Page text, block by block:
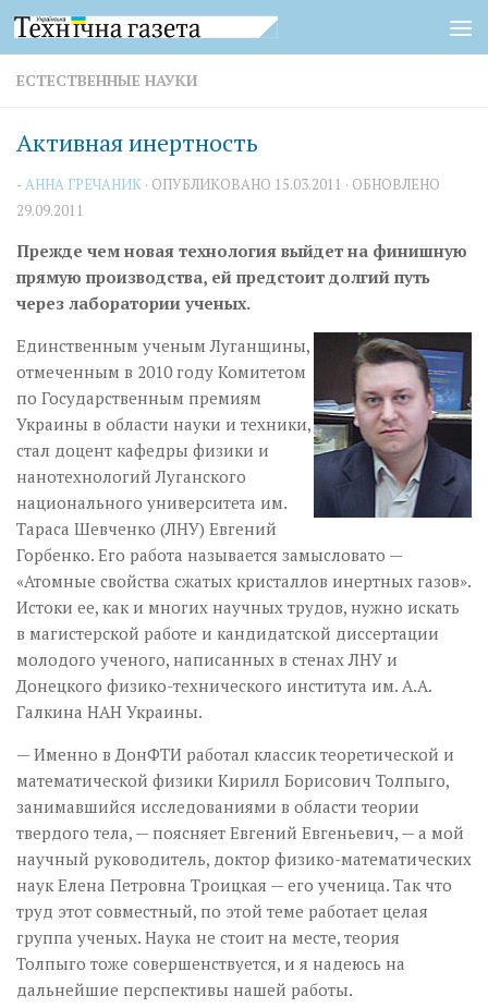
Перейти к содержимому
ЕСТЕСТВЕННЫЕ НАУКИ
Активная инертность
-АННА ГРЕЧАНИК · ОПУБЛИКОВАНО 15.03.2011 · ОБНОВЛЕНО
29.09.2011
Прежде чем новая технология выйдет на финишную
прямую производства, ей предстоит долгий путь
через лаборатории ученых.
Единственным ученым Луганщины,
отмеченным в 2010 году Комитетом
по Государственным премиям
Украины в области науки и техники,
стал доцент кафед­ры физики и
нанотехнологий Луганского
национального университета им.
Тараса Шевченко (ЛНУ) Евгений
Горбенко. Его работа называется замысловато —
«Атомные свойства сжатых кристаллов инертных газов».
Истоки ее, как и многих научных трудов, нужно искать
в магистерской работе и кандидатской диссертации
молодого ученого, написанных в стенах ЛНУ и
Донецкого физико-технического института им. А.А.
Галкина НАН Украины.
— Именно в ДонФТИ работал классик теоретической и
математической физики Кирилл Борисович Толпыго,
занимавшийся исследованиями в области теории
твердого тела, — поясняет Евгений Евгеньевич, — а мой
научный руководитель, доктор физико-математических
наук Елена Петровна Троицкая — его ученица. Так что
труд этот совместный, по этой теме работает целая
группа ученых. Наука не стоит на месте, теория
Толпыго тоже совершенствуется, и я надеюсь на
дальнейшие перспективы нашей работы.